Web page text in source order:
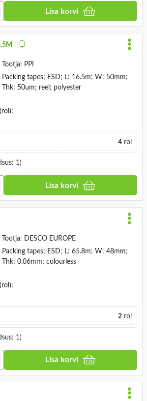
Lisa korvi
Tootja: PPI
Packing tapes; ESD; L: 16.5m; W: 50mm;
Thk: 50um; reel; polyester
4rol
1)
Lisa korvi
Tootja: DESCO EUROPE
Packing tapes; ESD; L: 65.8m; W: 48mm;
Thk: 0.06mm; colourless
2rol
1)
Lisa korvi